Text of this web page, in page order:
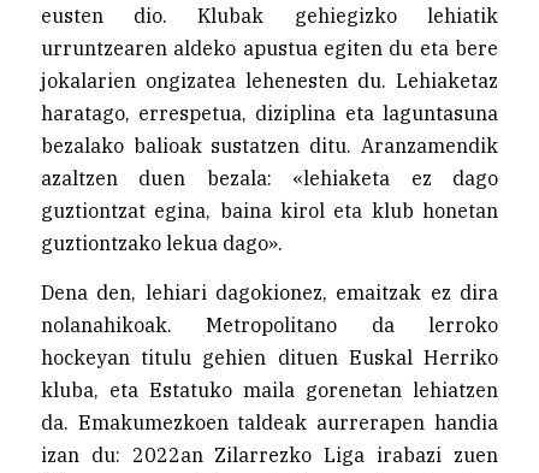
eusten dio. Klubak gehiegizko lehiatik
urruntzearen aldeko apustua egiten du eta bere
jokalarien ongizatea lehenesten du. Lehiaketaz
haratago, errespetua, diziplina eta laguntasuna
bezalako balioak sustatzen ditu. Aranzamendik
azaltzen duen bezala: «lehiaketa ez dago
guztiontzat egina, baina kirol eta klub honetan
guztiontzako lekua dago».
Dena den, lehiari dagokionez, emaitzak ez dira
nolanahikoak. Metropolitano da lerroko
hockeyan titulu gehien dituen Euskal Herriko
kluba, eta Estatuko maila gorenetan lehiatzen
da. Emakumezkoen taldeak aurrerapen handia
izan du: 2022an Zilarrezko Liga irabazi zuen